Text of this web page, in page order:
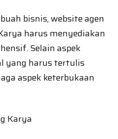
bisnis, website agen
harus menyediakan
Selain aspek
yang harus tertulis
aspek keterbukaan